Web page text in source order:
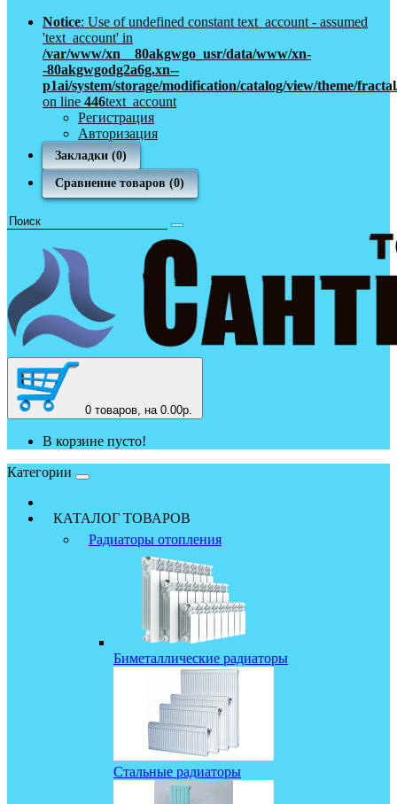
Notice: Use of undefined constant text_account - assumed
'text_account' in
/var/www/xn__80akgwgo_usr/data/www/xn-
-80akgwgodg2a6g.xn--
p1ai/system/storage/modification/catalog/view/theme/
on line 446text_account
Регистрация
Авторизация
Закладки (0)
Сравнение товаров (0)
0 товаров, на 0.00р.
В корзине пусто!
Категории
КАТАЛОГ ТОВАРОВ
Радиаторы отопления
Биметаллические радиаторы
Стальные радиаторы